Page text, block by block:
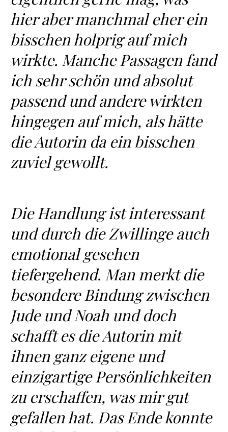
hier aber manchmal eher ein
bisschen holprig auf mich
wirkte. Manche Passagen fand
ich sehr schön und absolut
passend und andere wirkten
hingegen auf mich, als hätte
die Autorin da ein bisschen
zuviel gewollt.
Die Handlung ist interessant
und durch die Zwillinge auch
emotional gesehen
tiefergehend. Man merkt die
besondere Bindung zwischen
Jude und Noah und doch
schafft es die Autorin mit
ihnen ganz eigene und
einzigartige Persönlichkeiten
zu erschaffen, was mir gut
gefallen hat. Das Ende konnte